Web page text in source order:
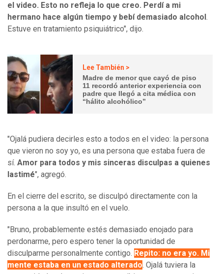
el video. Esto no refleja lo que creo. Perdí a mi
hermano hace algún tiempo y bebí demasiado alcohol.
Estuve en tratamiento psiquiátrico", dijo.
Lee También >
Madre de menor que cayó de piso
11 recordó anterior experiencia con
padre que llegó a cita médica con
“hálito alcohólico”
"Ojalá pudiera decirles esto a todos en el video: la persona
que vieron no soy yo, es una persona que estaba fuera de
sí. Amor para todos y mis sinceras disculpas a quienes
lastimé", agregó.
En el cierre del escrito, se disculpó directamente con la
persona a la que insultó en el vuelo.
"Bruno, probablemente estés demasiado enojado para
perdonarme, pero espero tener la oportunidad de
disculparme personalmente contigo. Repito: no era yo. Mi
mente estaba en un estado alterado. Ojalá tuviera la